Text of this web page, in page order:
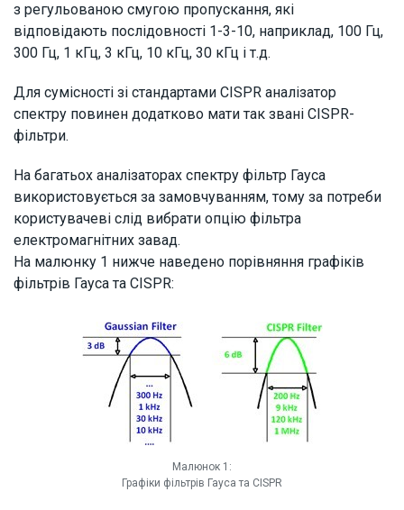
з регульованою смугою пропускання, які
відповідають послідовності 1-3-10, наприклад, 100 Гц,
300 Гц, 1 кГц, 3 кГц, 10 кГц, 30 кГц і т.д.
Для сумісності зі стандартами CISPR аналізатор
спектру повинен додатково мати так звані CISPR-
фільтри.
На багатьох аналізаторах спектру фільтр Гауса
використовується за замовчуванням, тому за потреби
користувачеві слід вибрати опцію фільтра
електромагнітних завад.
На малюнку 1 нижче наведено порівняння графіків
фільтрів Гауса та CISPR:
Малюнок 1:
Графіки фільтрів Гауса та CISPR